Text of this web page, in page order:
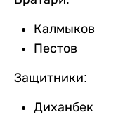
Калмыков
Пестов
Защитники:
Диханбек